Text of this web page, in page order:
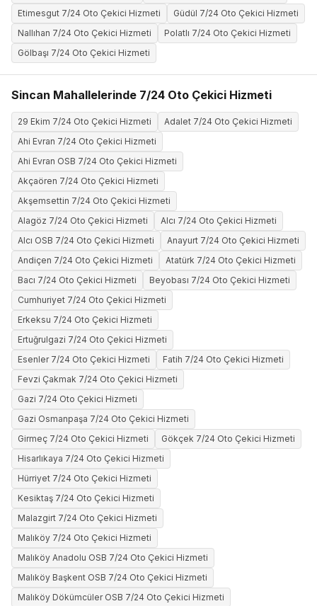
Etimesgut 7/24 Oto Çekici Hizmeti
Güdül 7/24 Oto Çekici Hizmeti
Nallıhan 7/24 Oto Çekici Hizmeti
Polatlı 7/24 Oto Çekici Hizmeti
Gölbaşı 7/24 Oto Çekici Hizmeti
Sincan Mahallelerinde 7/24 Oto Çekici Hizmeti
29 Ekim 7/24 Oto Çekici Hizmeti
Adalet 7/24 Oto Çekici Hizmeti
Ahi Evran 7/24 Oto Çekici Hizmeti
Ahi Evran OSB 7/24 Oto Çekici Hizmeti
Akçaören 7/24 Oto Çekici Hizmeti
Akşemsettin 7/24 Oto Çekici Hizmeti
Alagöz 7/24 Oto Çekici Hizmeti
Alcı 7/24 Oto Çekici Hizmeti
Alcı OSB 7/24 Oto Çekici Hizmeti
Anayurt 7/24 Oto Çekici Hizmeti
Andiçen 7/24 Oto Çekici Hizmeti
Atatürk 7/24 Oto Çekici Hizmeti
Bacı 7/24 Oto Çekici Hizmeti
Beyobası 7/24 Oto Çekici Hizmeti
Cumhuriyet 7/24 Oto Çekici Hizmeti
Erkeksu 7/24 Oto Çekici Hizmeti
Ertuğrulgazi 7/24 Oto Çekici Hizmeti
Esenler 7/24 Oto Çekici Hizmeti
Fatih 7/24 Oto Çekici Hizmeti
Fevzi Çakmak 7/24 Oto Çekici Hizmeti
Gazi 7/24 Oto Çekici Hizmeti
Gazi Osmanpaşa 7/24 Oto Çekici Hizmeti
Girmeç 7/24 Oto Çekici Hizmeti
Gökçek 7/24 Oto Çekici Hizmeti
Hisarlıkaya 7/24 Oto Çekici Hizmeti
Hürriyet 7/24 Oto Çekici Hizmeti
Kesiktaş 7/24 Oto Çekici Hizmeti
Malazgirt 7/24 Oto Çekici Hizmeti
Malıköy 7/24 Oto Çekici Hizmeti
Malıköy Anadolu OSB 7/24 Oto Çekici Hizmeti
Malıköy Başkent OSB 7/24 Oto Çekici Hizmeti
Malıköy Dökümcüler OSB 7/24 Oto Çekici Hizmeti